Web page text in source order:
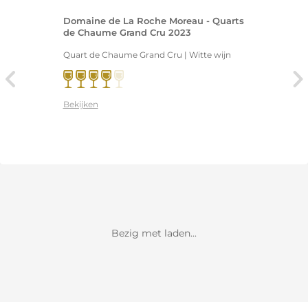
Domaine de La Roche Moreau - Quarts
de Chaume Grand Cru 2023
Quart de Chaume Grand Cru | Witte wijn
Bekijken
Bezig met laden...